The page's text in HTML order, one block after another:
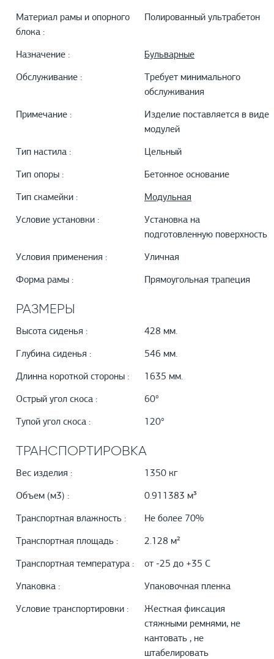
Материал рамы и опорного
блока :
Полированный ультрабетон
Назначение : Бульварные
Обслуживание :
Требует минимального
обслуживания
Примечание :
Изделие поставляется в виде
модулей
Тип настила : Цельный
Тип опоры : Бетонное основание
Тип скамейки : Модульная
Условие установки :
Установка на
подготовленную поверхность
Условия применения : Уличная
Форма рамы : Прямоугольная трапеция
РАЗМЕРЫ
Высота сиденья : 428 мм.
Глубина сиденья : 546 мм.
Длинна короткой стороны : 1635 мм.
Острый угол скоса : 60°
Тупой угол скоса : 120°
ТРАНСПОРТИРОВКА
Вес изделия : 1350 кг
Объем (м3) : 0.911383 м³
Транспортная влажность : Не более 70%
Транспортная площадь : 2.128 м²
Транспортная температура : от -25 до +35 С
Упаковка : Упаковочная пленка
Условие транспортировки :
Жесткая фиксация
стяжными ремнями, не
кантовать , не
штабелировать